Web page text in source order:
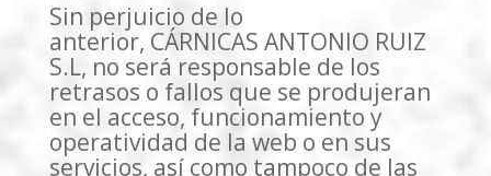
Sin perjuicio de lo
anterior, CÁRNICAS ANTONIO RUIZ
S.L, no será responsable de los
retrasos o fallos que se produjeran
en el acceso, funcionamiento y
operatividad de la web o en sus
servicios, así como tampoco de las